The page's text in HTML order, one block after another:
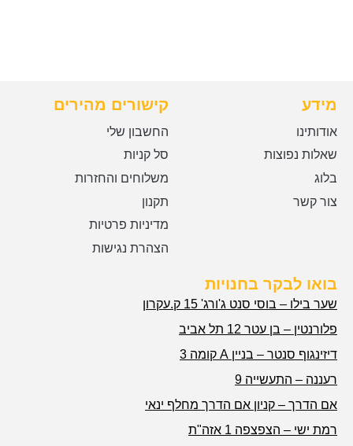
מידע
אודותינו
שאלות נפוצות
בלוג
צור קשר
קישורים מהירים
החשבון שלי
סל קניות
משלוחים והחזרות
תקנון
מדיניות פרטיות
הצהרת נגישות
בואו לבקר בחנויות
שער בילו – בוסי סנט ג'ורג' 15 ק.עקרון
פלורנטין – בן עטר 12 תל אביב
דיזינגוף סנטר – בניין A קומה 3
רעננה – התעשייה 9
אם הדרך – קניון אם הדרך מחלף ינאי
רמת ישי – הצפצפה 1 אזה"ת